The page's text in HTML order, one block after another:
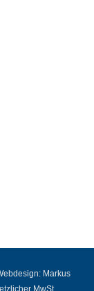
Markus
MwSt.